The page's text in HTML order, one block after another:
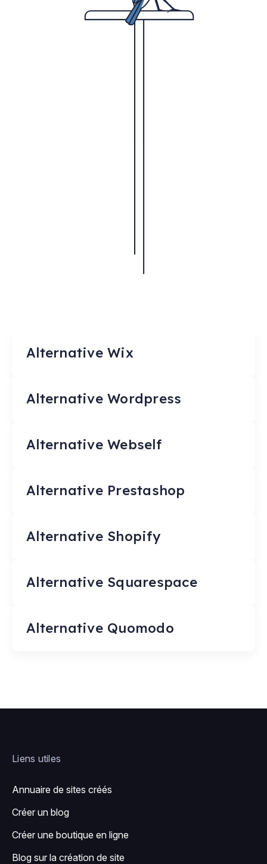
Alternative Wix
Alternative Wordpress
Alternative Webself
Alternative Prestashop
Alternative Shopify
Alternative Squarespace
Alternative Quomodo
Liens utiles
Annuaire de sites créés
Créer un blog
Créer une boutique en ligne
Blog sur la création de site